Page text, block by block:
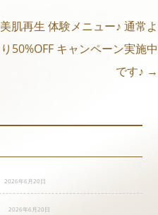
美肌再生 体験メニュー♪ 通常よ
り50%OFF キャンペーン実施中
です♪ →
2026年6月20日
2026年6月20日